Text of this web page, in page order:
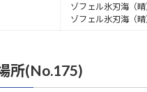
ゾフェル氷刃海（晴
ゾフェル氷刃海（晴
所(No.175)